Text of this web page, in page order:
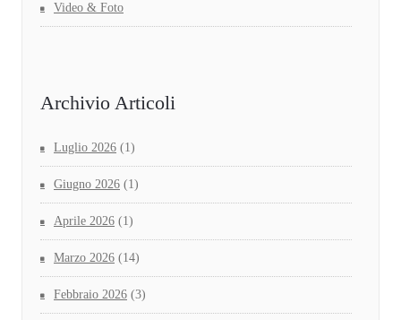
Video & Foto
Archivio Articoli
Luglio 2026 (1)
Giugno 2026 (1)
Aprile 2026 (1)
Marzo 2026 (14)
Febbraio 2026 (3)